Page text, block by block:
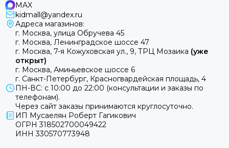
MAX
kidmall@yandex.ru
Адреса магазинов:
г. Москва, улица Обручева 45
г. Москва, Ленинградское шоссе 47
г. Москва, 7-я Кожуховская ул., 9, ТРЦ Мозаика (уже
открыт)
г. Москва, Аминьевское шоссе 6
г. Санкт-Петербург, Красногвардейская площадь, 4
ПН-ВС: с 10:00 до 22:00 (консультации и заказы по
телефонам).
Через сайт заказы принимаются круглосуточно.
ИП Мусаелян Роберт Гагикович
ОГРН 318502700049422
ИНН 330570773948